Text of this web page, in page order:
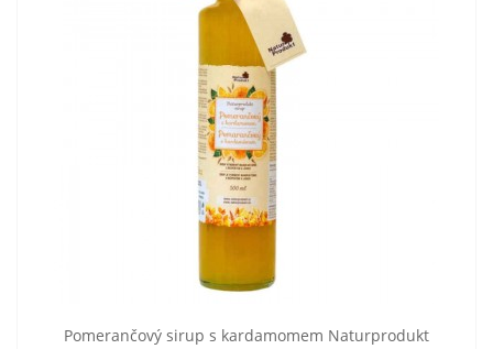
Pomerančový sirup s kardamomem Naturprodukt